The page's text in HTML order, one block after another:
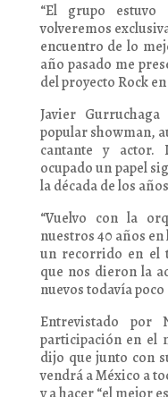
“El grupo
volveremos
encuentro de lo
año pasado me
del proyecto Rock
Javier
popular showman,
cantante y actor.
ocupado un papel
la década de los
“Vuelvo con la
nuestros 40 años
un recorrido en el
que nos dieron la
nuevos todavía
Entrevistado por
participación en el
dijo que junto con
vendrá a México a